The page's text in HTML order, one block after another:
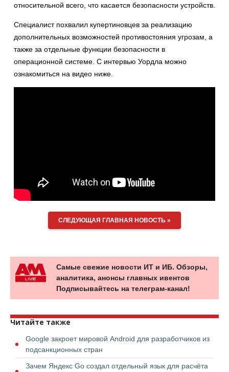
относительной всего, что касается безопасности устройств.
Специалист похвалил купертиновцев за реализацию
дополнительных возможностей противостояния угрозам, а
также за отдельные функции безопасности в
операционной системе. С интервью Уордла можно
ознакомиться на видео ниже.
СЛЕДУЮЩАЯ ГЛАВНАЯ НОВОСТЬ »
Самые свежие новости ИТ и ИБ. Обзоры,
аналитика, анонсы главных ивентов
Подписывайтесь на телеграм-канал!
Читайте также
Google закроет мировой Android для разработчиков из
подсанкционных стран
Зачем Яндекс Go создал отдельный язык для расчёта